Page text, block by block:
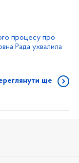
процесу про
Рада ухвалила
ще